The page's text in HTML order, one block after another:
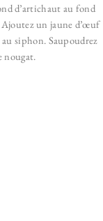
d’artichaut au fond
Ajoutez un jaune d’œuf
siphon. Saupoudrez
nougat.